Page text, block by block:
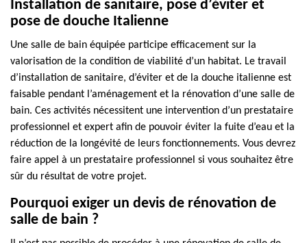
Installation de sanitaire, pose d’éviter et
pose de douche Italienne
Une salle de bain équipée participe efficacement sur la
valorisation de la condition de viabilité d’un habitat. Le travail
d’installation de sanitaire, d’éviter et de la douche italienne est
faisable pendant l’aménagement et la rénovation d’une salle de
bain. Ces activités nécessitent une intervention d’un prestataire
professionnel et expert afin de pouvoir éviter la fuite d’eau et la
réduction de la longévité de leurs fonctionnements. Vous devrez
faire appel à un prestataire professionnel si vous souhaitez être
sûr du résultat de votre projet.
Pourquoi exiger un devis de rénovation de
salle de bain ?